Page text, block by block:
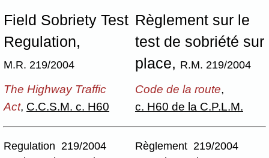
Field Sobriety Test
Regulation,
M.R. 219/2004
Règlement sur le
test de sobriété sur
place, R.M. 219/2004
The Highway Traffic
Act, C.C.S.M. c. H60
Code de la route,
c. H60 de la C.P.L.M.
Regulation 219/2004
Règlement 219/2004